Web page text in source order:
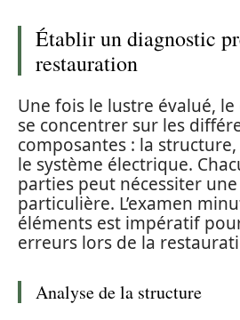
Établir un diagnostic
restauration
Une fois le lustre évalué,
se concentrer sur les
composantes : la
le système électrique.
parties peut nécessiter
particulière. L’examen
éléments est impératif
erreurs lors de la
Analyse de la structure